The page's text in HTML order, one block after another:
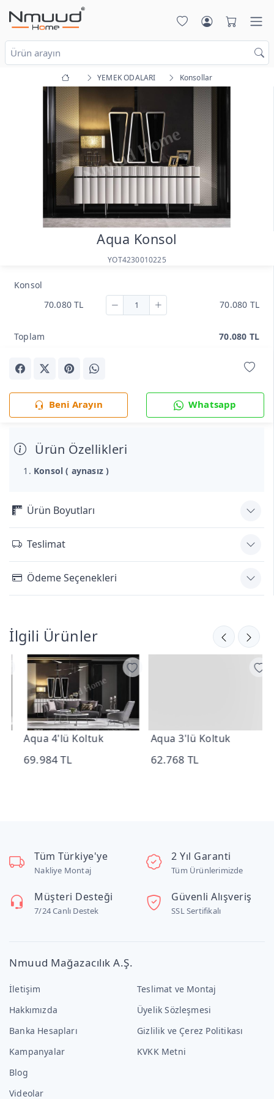
YEMEK ODALARI Konsollar
Aqua Konsol
YOT4230010225
Konsol
70.080 TL
70.080 TL
Toplam 70.080 TL
Beni Arayın Whatsapp
Ürün Özellikleri
Konsol ( aynasız )
Ürün Boyutları
Teslimat
Ödeme Seçenekleri
İlgili Ürünler
Aqua 4'lü Koltuk
69.984 TL
Aqua 3'lü Koltuk
62.768 TL
Tüm Türkiye'ye
Nakliye Montaj
2 Yıl Garanti
Tüm Ürünlerimizde
Müşteri Desteği
7/24 Canlı Destek
Güvenli Alışveriş
SSL Sertifikalı
Nmuud Mağazacılık A.Ş.
İletişim
Hakkımızda
Banka Hesapları
Kampanyalar
Blog
Videolar
Teslimat ve Montaj
Üyelik Sözleşmesi
Gizlilik ve Çerez Politikası
KVKK Metni